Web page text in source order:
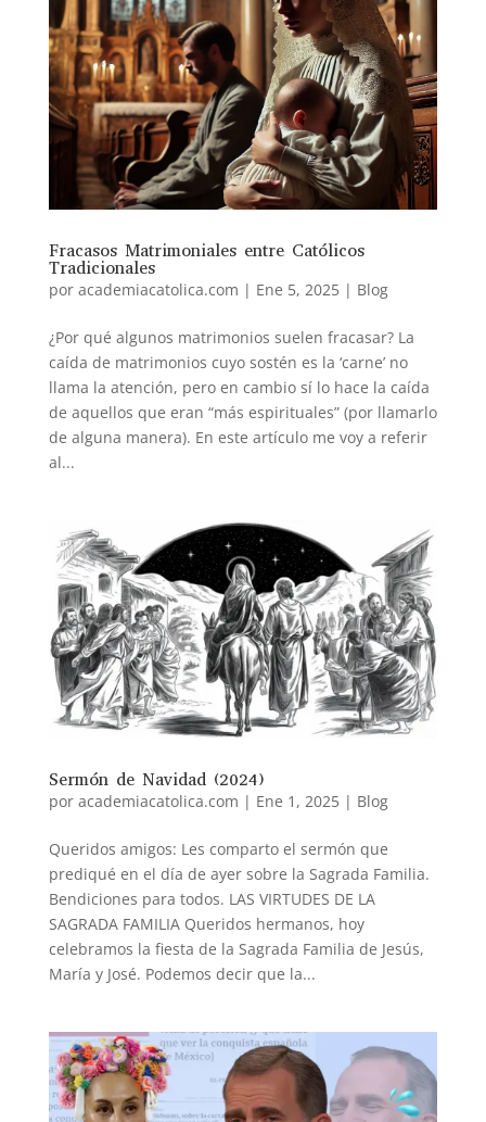
Fracasos Matrimoniales entre Católicos
Tradicionales
por academiacatolica.com | Ene 5, 2025| Blog
¿Por qué algunos matrimonios suelen fracasar? La
caída de matrimonios cuyo sostén es la ‘carne’ no
llama la atención, pero en cambio sí lo hace la caída
de aquellos que eran “más espirituales” (por llamarlo
de alguna manera). En este artículo me voy a referir
al...
Sermón de Navidad (2024)
por academiacatolica.com | Ene 1, 2025| Blog
Queridos amigos: Les comparto el sermón que
prediqué en el día de ayer sobre la Sagrada Familia.
Bendiciones para todos. LAS VIRTUDES DE LA
SAGRADA FAMILIA Queridos hermanos, hoy
celebramos la fiesta de la Sagrada Familia de Jesús,
María y José. Podemos decir que la...